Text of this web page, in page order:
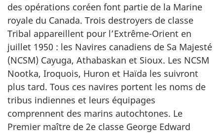
des opérations coréen font partie de la Marine
royale du Canada. Trois destroyers de classe
Tribal appareillent pour l’Extrême-Orient en
juillet 1950 : les Navires canadiens de Sa Majesté
(NCSM) Cayuga, Athabaskan et Sioux. Les NCSM
Nootka, Iroquois, Huron et Haïda les suivront
plus tard. Tous ces navires portent les noms de
tribus indiennes et leurs équipages
comprennent des marins autochtones. Le
Premier maître de 2e classe George Edward